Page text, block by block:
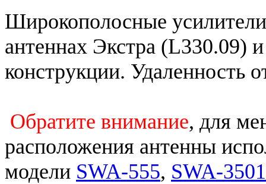
Широкополосные
антеннах Экстра (L330.09)
конструкции. Удаленность
Обратите внимание, для
расположения антенны
модели SWA-555, SWA-3501